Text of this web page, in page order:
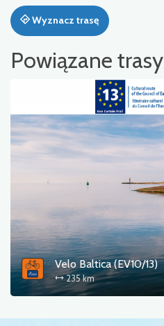
Wyznacz trasę
Powiązane trasy
Velo Baltica (EV10/13)
235 km